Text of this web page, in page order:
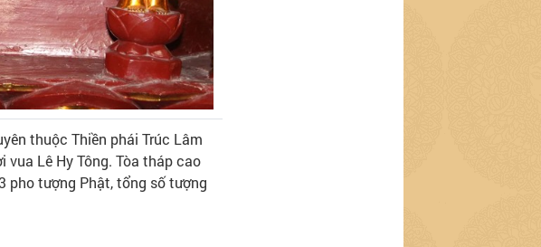
thuộc Thiền phái Trúc Lâm
Lê Hy Tông. Tòa tháp cao
pho tượng Phật, tổng số tượng